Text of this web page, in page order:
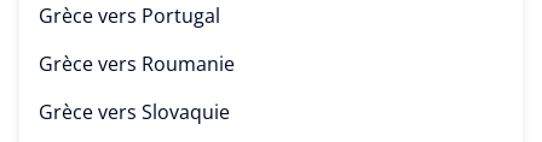
Grèce vers Portugal
Grèce vers Roumanie
Grèce vers Slovaquie